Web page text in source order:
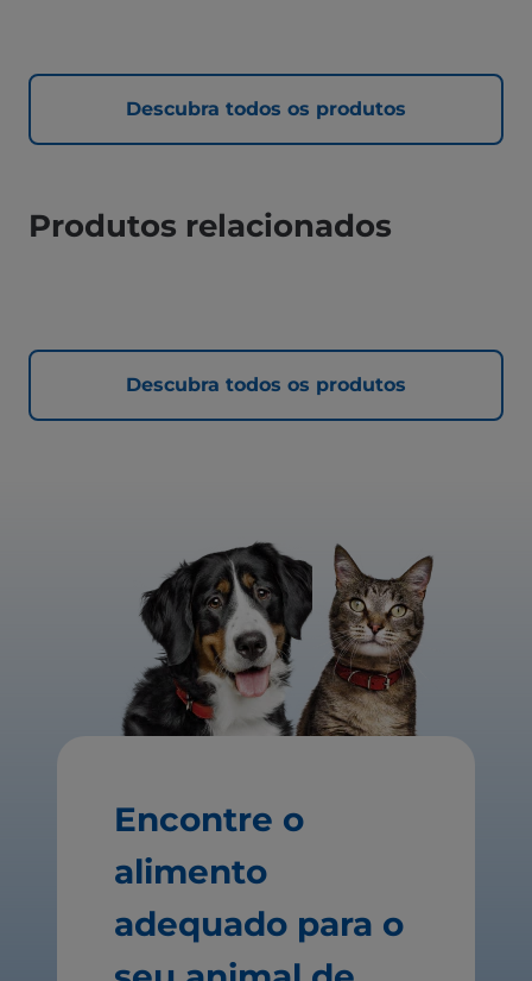
Descubra todos os produtos
Produtos relacionados
Descubra todos os produtos
Encontre o
alimento
adequado para o